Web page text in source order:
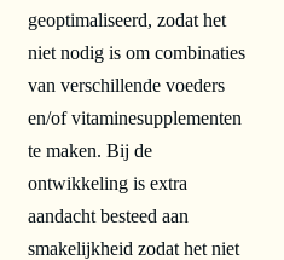
geoptimaliseerd, zodat het
niet nodig is om combinaties
van verschillende voeders
en/of vitaminesupplementen
te maken. Bij de
ontwikkeling is extra
aandacht besteed aan
smakelijkheid zodat het niet